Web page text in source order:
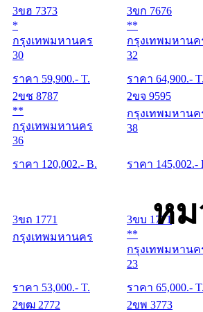
3ขฮ 7373
*
กรุงเทพมหานคร
30
ราคา 59,900.- T.
3ขก 7676
**
กรุงเทพมหานค
32
ราคา 64,900.-
2ขช 8787
**
กรุงเทพมหานคร
36
ราคา 120,002.- B.
2ขจ 9595
กรุงเทพมหานค
38
ราคา 145,002.-
หม
3ขถ 1771
กรุงเทพมหานคร
ราคา 53,000.- T.
3ขบ 1771
**
กรุงเทพมหานค
23
ราคา 65,000.-
2ขฒ 2772 2ขพ 3773